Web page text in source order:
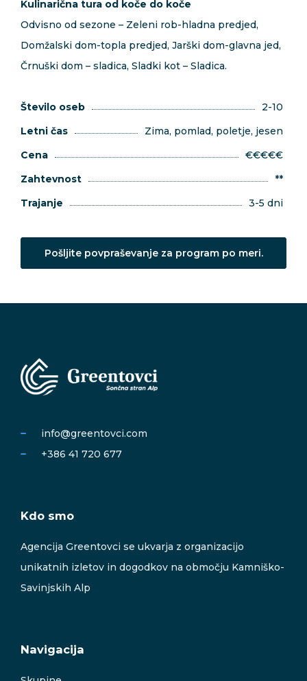
Kulinarična tura od koče do koče
Odvisno od sezone – Zeleni rob-hladna predjed,
Domžalski dom-topla predjed, Jarški dom-glavna jed,
Črnuški dom – sladica, Sladki kot – Sladica.
Število oseb
2-10
Letni čas
Zima, pomlad, poletje, jesen
Cena
€€€€€
Zahtevnost
**
Trajanje
3-5 dni
Pošljite povpraševanje za program po meri.
info@greentovci.com
+386 41 720 677
Kdo smo
Agencija Greentovci se ukvarja z organizacijo
unikatnih izletov in dogodkov na območju Kamniško-
Savinjskih Alp
Navigacija